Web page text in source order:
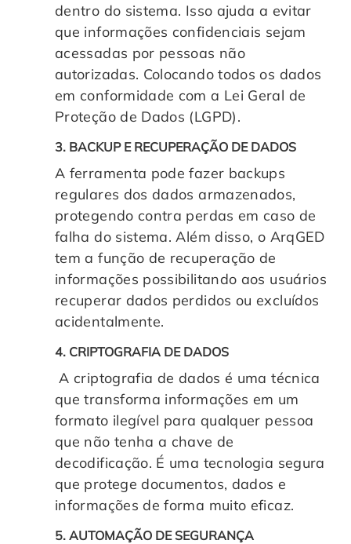
dentro do sistema. Isso ajuda a evitar
que informações confidenciais sejam
acessadas por pessoas não
autorizadas. Colocando todos os dados
em conformidade com a Lei Geral de
Proteção de Dados (LGPD).
3. BACKUP E RECUPERAÇÃO DE DADOS
A ferramenta pode fazer backups
regulares dos dados armazenados,
protegendo contra perdas em caso de
falha do sistema. Além disso, o ArqGED
tem a função de recuperação de
informações possibilitando aos usuários
recuperar dados perdidos ou excluídos
acidentalmente.
4. CRIPTOGRAFIA DE DADOS
A criptografia de dados é uma técnica
que transforma informações em um
formato ilegível para qualquer pessoa
que não tenha a chave de
decodificação. É uma tecnologia segura
que protege documentos, dados e
informações de forma muito eficaz.
5. AUTOMAÇÃO DE SEGURANÇA